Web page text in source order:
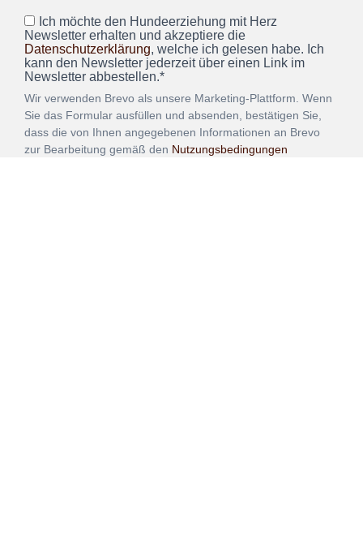
Ich möchte den Hundeerziehung mit Herz
Newsletter erhalten und akzeptiere die
Datenschutzerklärung, welche ich gelesen habe. Ich
kann den Newsletter jederzeit über einen Link im
Newsletter abbestellen.*
Wir verwenden Brevo als unsere Marketing-Plattform. Wenn
Sie das Formular ausfüllen und absenden, bestätigen Sie,
dass die von Ihnen angegebenen Informationen an Brevo
zur Bearbeitung gemäß den Nutzungsbedingungen